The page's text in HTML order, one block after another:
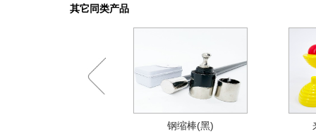
其它同类产品
钢缩棒(黑)